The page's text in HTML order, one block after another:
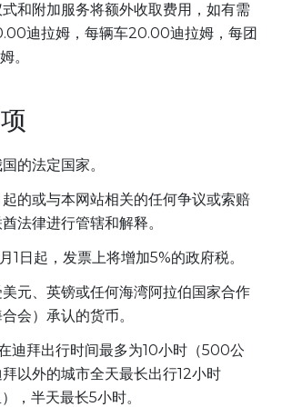
和附加服务将额外收取费用，如有需
迪拉姆，每辆车20.00迪拉姆，每团
。
的法定国家。
的或与本网站相关的任何争议或索赔
法律进行管辖和解释。
1日起，发票上将增加5%的政府税。
元、英镑或任何海湾阿拉伯国家合作
会）承认的货币。
迪拜出行时间最多为10小时（500公
以外的城市全天最长出行12小时
，半天最长5小时。